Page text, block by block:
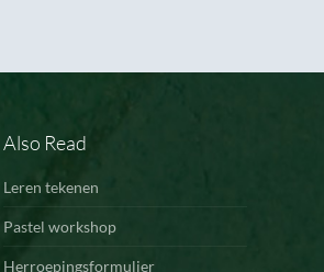
Also Read
Leren tekenen
Pastel workshop
Herroepingsformulier